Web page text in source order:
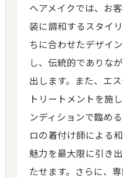
ヘアメイクでは、お
装に調和するスタイ
ちに合わせたデザイ
し、伝統的でありな
出します。また、エ
トリートメントを施
ンディションで臨め
ロの着付け師による
魅力を最大限に引き
たせます。さらに、